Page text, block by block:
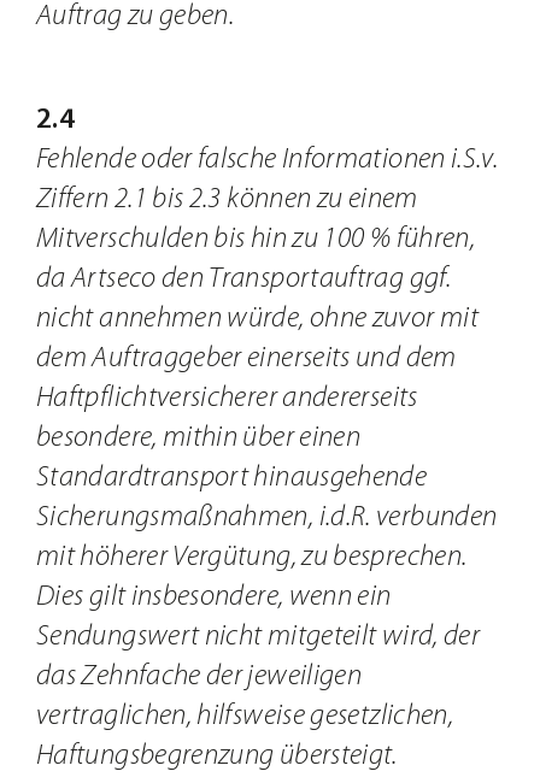
Auftrag zu geben.
2.4
Fehlende oder falsche Informationen i.S.v.
Ziffern 2.1 bis 2.3 können zu einem
Mitverschulden bis hin zu 100 % führen,
da Artseco den Transportauftrag ggf.
nicht annehmen würde, ohne zuvor mit
dem Auftraggeber einerseits und dem
Haftpflichtversicherer andererseits
besondere, mithin über einen
Standardtransport hinausgehende
Sicherungsmaßnahmen, i.d.R. verbunden
mit höherer Vergütung, zu besprechen.
Dies gilt insbesondere, wenn ein
Sendungswert nicht mitgeteilt wird, der
das Zehnfache der jeweiligen
vertraglichen, hilfsweise gesetzlichen,
Haftungsbegrenzung übersteigt.